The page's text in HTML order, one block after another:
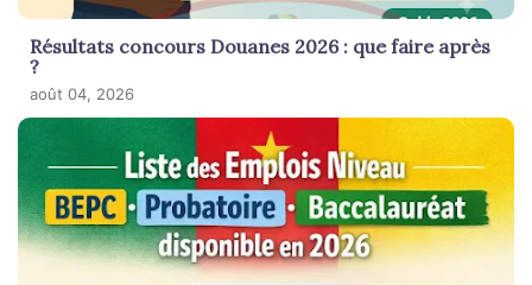
Résultats concours Douanes 2026 : que faire après
?
août 04, 2026